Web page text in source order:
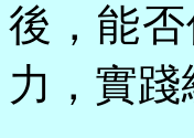
後，能
力，實